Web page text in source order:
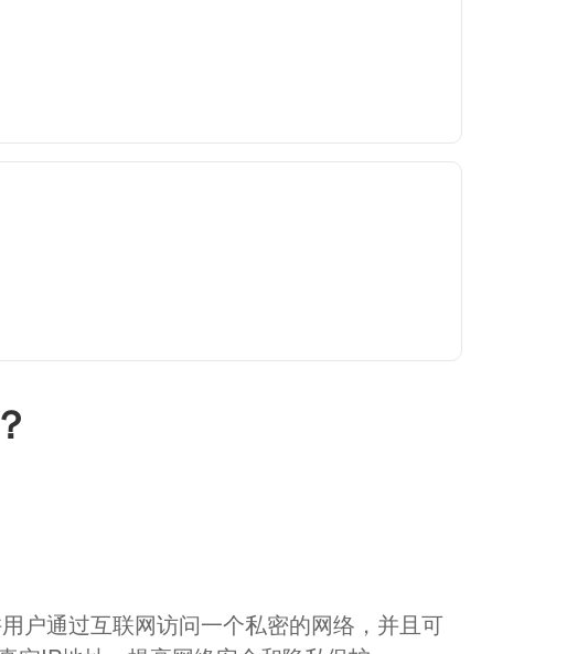
户通过互联网访问一个私密的网络，并且可